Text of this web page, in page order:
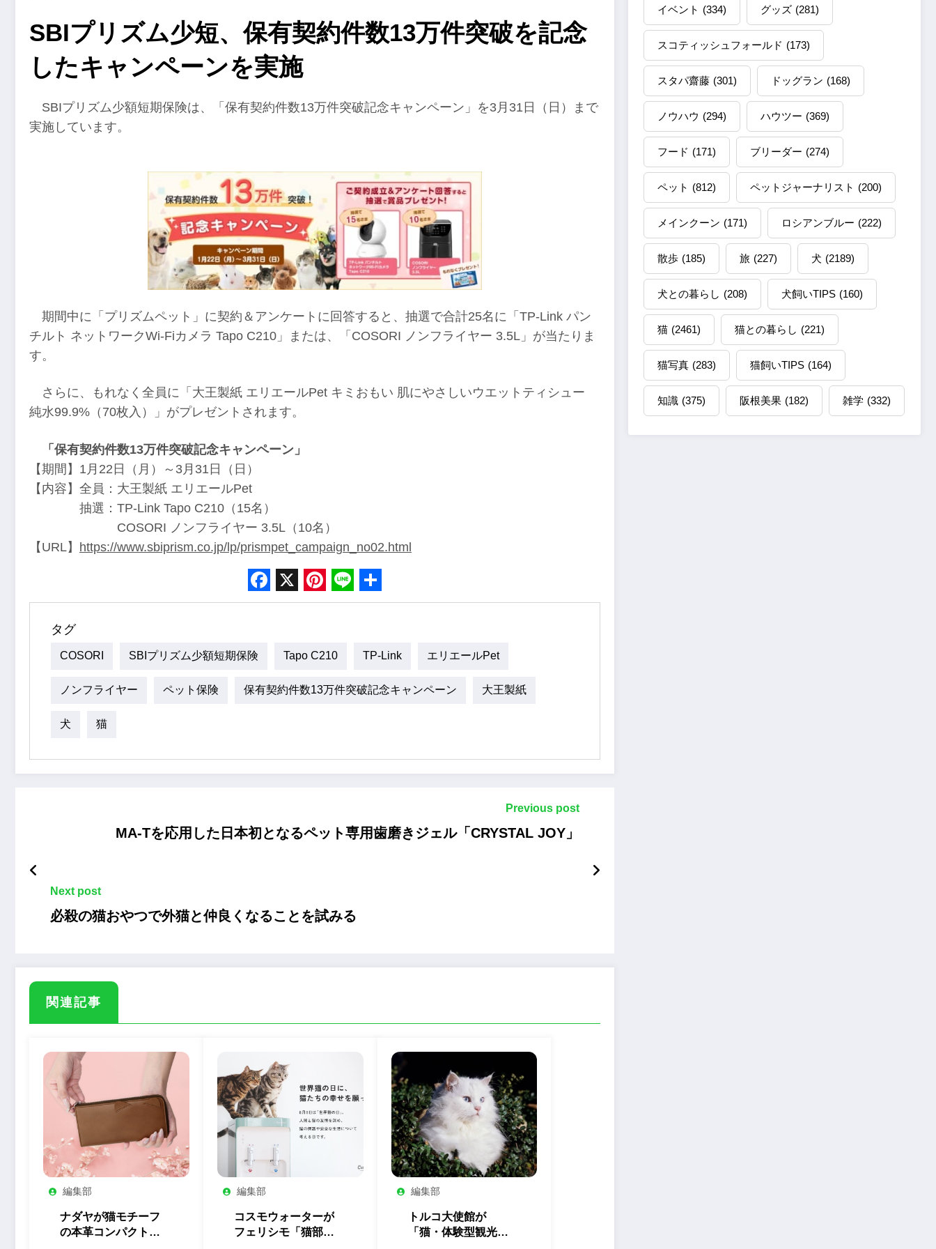
SBIプリズム少短、保有契約件数13万件突破を記念
したキャンペーンを実施
SBIプリズム少額短期保険は、「保有契約件数13万件突破記念キャンペーン」を3月31日（日）まで
実施しています。
期間中に「プリズムペット」に契約＆アンケートに回答すると、抽選で合計25名に「TP-Link パン
チルト ネットワークWi-Fiカメラ Tapo C210」または、「COSORI ノンフライヤー 3.5L」が当たりま
す。
さらに、もれなく全員に「大王製紙 エリエールPet キミおもい 肌にやさしいウエットティシュー
純水99.9%（70枚入）」がプレゼントされます。
「保有契約件数13万件突破記念キャンペーン」
【期間】1月22日（月）～3月31日（日）
【内容】全員：大王製紙 エリエールPet
抽選：TP-Link Tapo C210（15名）
COSORI ノンフライヤー 3.5L（10名）
【URL】 https://www.sbiprism.co.jp/lp/prismpet_campaign_no02.html
Facebook
X Pinterest
LineShare
タグ
COSORI SBIプリズム少額短期保険 Tapo C210 TP-Link エリエールPet
ノンフライヤー ペット保険 保有契約件数13万件突破記念キャンペーン 大王製紙
犬 猫
Previous post
MA-Tを応用した日本初となるペット専用歯磨きジェル「CRYSTAL JOY」
Next post
必殺の猫おやつで外猫と仲良くなることを試みる
関連記事
編集部
ナダヤが猫モチーフ
の本革コンパクト長
編集部
コスモウォーターが
フェリシモ「猫部」
編集部
トルコ大使館が
「猫・体験型観光」
イベント (334) グッズ (281)
スコティッシュフォールド (173)
スタパ齋藤 (301) ドッグラン (168)
ノウハウ (294) ハウツー (369)
フード (171) ブリーダー (274)
ペット (812) ペットジャーナリスト (200)
メインクーン (171) ロシアンブルー (222)
散歩 (185) 旅 (227) 犬 (2189)
犬との暮らし (208) 犬飼いTIPS (160)
猫 (2461) 猫との暮らし (221)
猫写真 (283) 猫飼いTIPS (164)
知識 (375) 阪根美果 (182) 雑学 (332)